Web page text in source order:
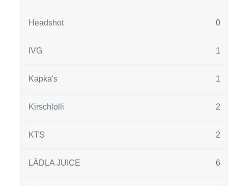
Headshot 0
IVG 1
Kapka's 1
Kirschlolli 2
KTS 2
LÄDLA JUICE 6